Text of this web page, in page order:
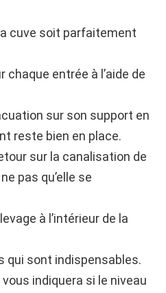
cuve soit parfaitement
chaque entrée à l’aide de
sur son support en
reste bien en place.
sur la canalisation de
pas qu’elle se
à l’intérieur de la
qui sont indispensables.
indiquera si le niveau